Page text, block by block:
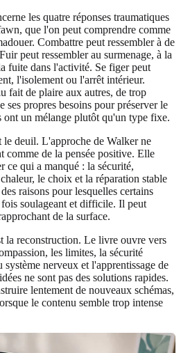
les quatre réponses traumatiques
que l'on peut comprendre comme
Combattre peut ressembler à de
peut ressembler au surmenage, à la
fuite dans l'activité. Se figer peut
l'isolement ou l'arrêt intérieur.
fait de plaire aux autres, de trop
ses propres besoins pour préserver le
ont un mélange plutôt qu'un type fixe.
le deuil. L'approche de Walker ne
comme de la pensée positive. Elle
ce qui a manqué : la sécurité,
le choix et la réparation stable
raisons pour lesquelles certains
soulageant et difficile. Il peut
de la surface.
la reconstruction. Le livre ouvre vers
les limites, la sécurité
nerveux et l'apprentissage de
ne sont pas des solutions rapides.
lentement de nouveaux schémas,
le contenu semble trop intense